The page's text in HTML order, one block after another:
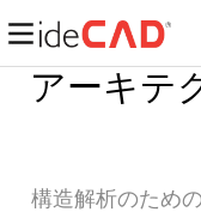
アーキテ
構造解析のため